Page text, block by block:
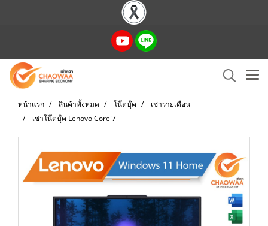
หน้าแรก สินค้าทั้งหมด โน๊ตบุ๊ค
เช่ารายเดือน
เช่าโน๊ตบุ๊ค Lenovo Corei7